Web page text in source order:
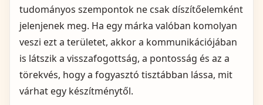
tudományos szempontok ne csak díszítőelemként
jelenjenek meg. Ha egy márka valóban komolyan
veszi ezt a területet, akkor a kommunikációjában
is látszik a visszafogottság, a pontosság és az a
törekvés, hogy a fogyasztó tisztábban lássa, mit
várhat egy készítménytől.